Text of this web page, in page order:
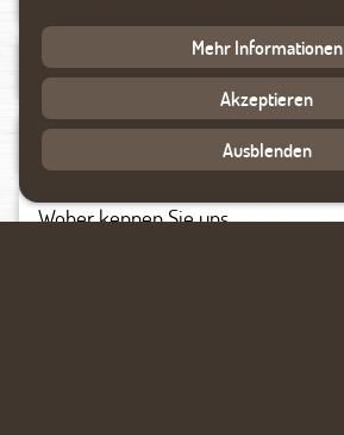
Mehr Informationen
Akzeptieren
Ausblenden